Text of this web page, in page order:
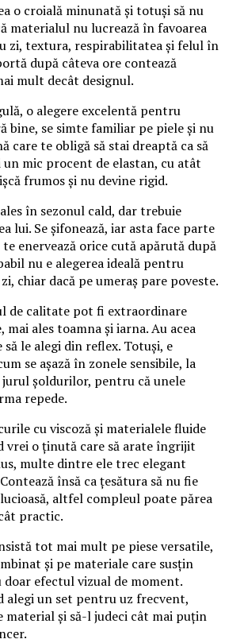
o croială minunată și totuși să nu
materialul nu lucrează în favoarea
zi, textura, respirabilitatea și felul în
după câteva ore contează
mult decât designul.
o alegere excelentă pentru
bine, se simte familiar pe piele și nu
care te obligă să stai dreaptă ca să
un mic procent de elastan, cu atât
frumos și nu devine rigid.
în sezonul cald, dar trebuie
lui. Se șifonează, iar asta face parte
enervează orice cută apărută după
nu e alegerea ideală pentru
chiar dacă pe umeraș pare poveste.
de calitate pot fi extraordinare
ales toamna și iarna. Au acea
le alegi din reflex. Totuși, e
se așază în zonele sensibile, la
șoldurilor, pentru că unele
repede.
cu viscoză și materialele fluide
vrei o ținută care să arate îngrijit
multe dintre ele trec elegant
însă ca țesătura să nu fie
altfel compleul poate părea
practic.
tot mai mult pe piese versatile,
și pe materiale care susțin
efectul vizual de moment.
alegi un set pentru uz frecvent,
material și să-l judeci cât mai puțin